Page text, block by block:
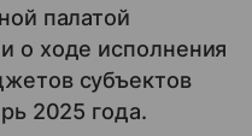
палатой
о ходе исполнения
субъектов
2025 года.